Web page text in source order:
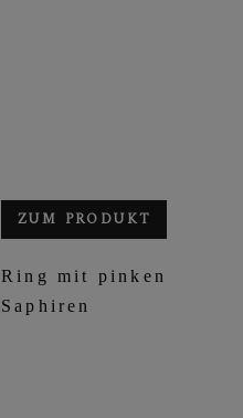
ZUM PRODUKT
Ring mit pinken
Saphiren